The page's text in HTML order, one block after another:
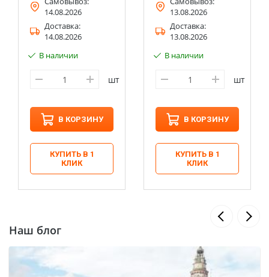
14.08.2026
Доставка:
14.08.2026
В наличии
шт
В КОРЗИНУ
КУПИТЬ В 1
КЛИК
13.08.2026
Доставка:
13.08.2026
В наличии
шт
В КОРЗИНУ
КУПИТЬ В 1
КЛИК
Наш блог